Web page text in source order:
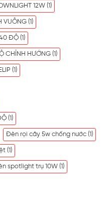
12W (1)
VUÔNG (1)
40 ĐỘ (1)
CHỈNH HƯỚNG (1)
(1)
(1)
Đèn rọi cây 5w chống nước (1)
(1)
spotlight trụ 10W (1)